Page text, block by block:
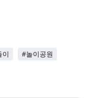
#놀이공원